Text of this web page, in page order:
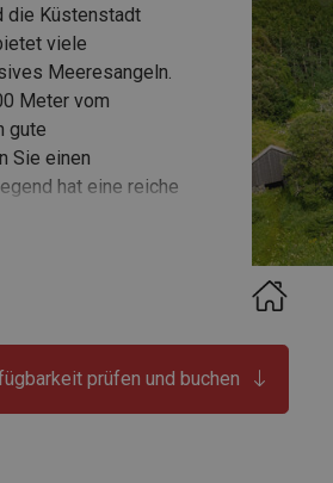
die Küstenstadt
viele
Meeresangeln.
Meter vom
gute
Sie einen
hat eine reiche
Häusern gibt es
prüfen und buchen